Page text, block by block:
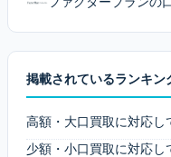
掲載されているランキン
高額・大口買取に対応し
少額・小口買取に対応